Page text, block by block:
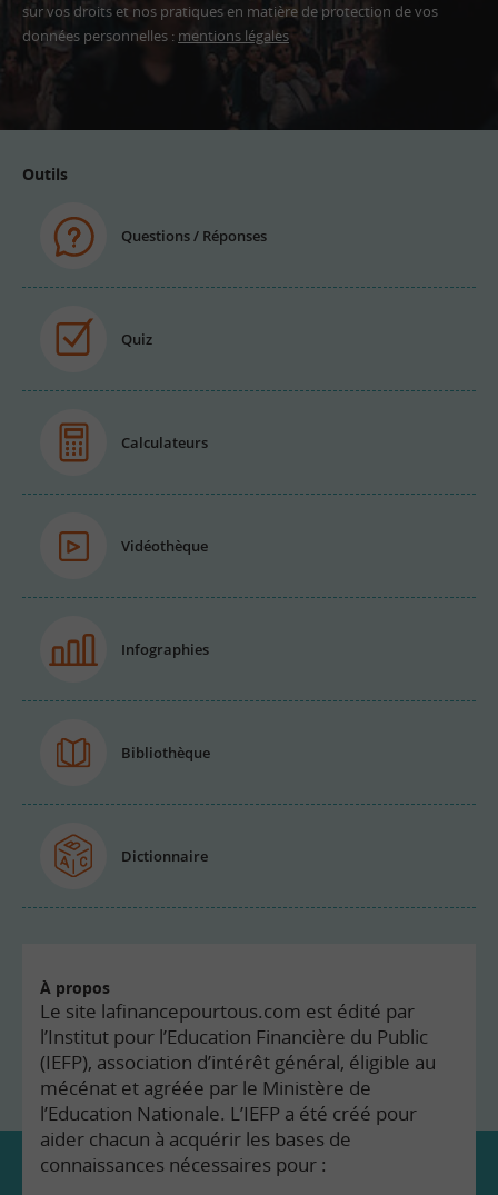
sur vos droits et nos pratiques en matière de protection de vos
données personnelles : mentions légales
Outils
Questions / Réponses
Quiz
Calculateurs
Vidéothèque
Infographies
Bibliothèque
Dictionnaire
À propos
Le site lafinancepourtous.com est édité par
l’Institut pour l’Education Financière du Public
(IEFP), association d’intérêt général, éligible au
mécénat et agréée par le Ministère de
l’Education Nationale. L’IEFP a été créé pour
aider chacun à acquérir les bases de
connaissances nécessaires pour :